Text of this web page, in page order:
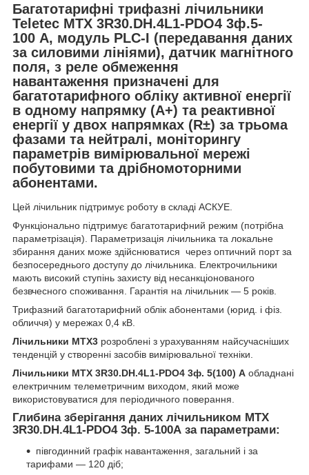
Багатотарифні трифазні лічильники
Teletec MTX 3R30.DH.4L1-PDO4 3ф.5-
100 А, модуль PLC-І (передавання даних
за силовими лініями), датчик магнітного
поля, з реле обмеження
навантаження призначені для
багатотарифного обліку активної енергії
в одному напрямку (A+) та реактивної
енергії у двох напрямках (R±) за трьома
фазами та нейтралі, моніторингу
параметрів вимірювальної мережі
побутовими та дрібномоторними
абонентами.
Цей лічильник підтримує роботу в складі АСКУЕ.
Функціонально підтримує багатотарифний режим (потрібна
параметрізація). Параметризація лічильника та локальне
збирання даних може здійснюватися через оптичний порт за
безпосереднього доступу до лічильника. Електрочильники
мають високий ступінь захисту від несанкціонованого
безвчесного споживання. Гарантія на лічильник — 5 років.
Трифазний багатотарифний облік абонентами (юрид. і фіз.
обличчя) у мережах 0,4 кВ.
Лічильники МТХ3 розроблені з урахуванням найсучасніших
тенденцій у створенні засобів вимірювальної техніки.
Лічильники MTX 3R30.DH.4L1-PDO4 3ф. 5(100) А обладнані
електричним телеметричним виходом, який може
використовуватися для періодичного поверання.
Глибина зберігання даних лічильником MTX
3R30.DH.4L1-PDO43ф. 5-100А за параметрами:
півгодинний графік навантаження, загальний і за
тарифами — 120 діб;